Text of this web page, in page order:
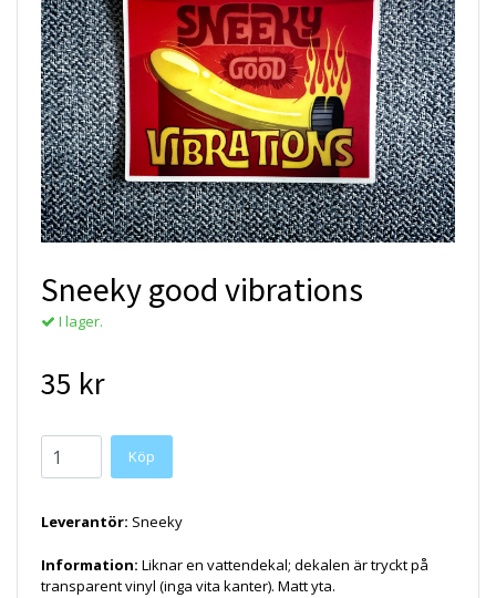
Sneeky good vibrations
I lager.
35 kr
Köp
Leverantör: Sneeky
Information: Liknar en vattendekal; dekalen är tryckt på
transparent vinyl (inga vita kanter). Matt yta.